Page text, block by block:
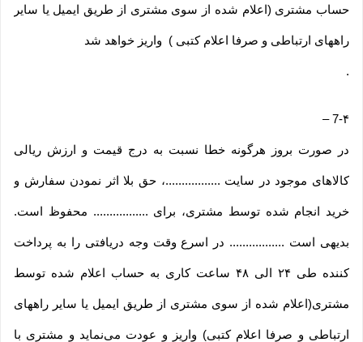
حساب مشتری (اعلام شده از سوی مشتری از طریق ایمیل یا سایر
راههای ارتباطی و صرفا اعلام کتبی ) واریز خواهد شد
.
7-۴–
در صورت بروز هرگونه خطا نسبت به درج قیمت و ارزش ریالی
کالاهای موجود در سایت .................، حق بلا اثر نمودن سفارش و
خرید انجام شده توسط مشتری، برای ................. محفوظ است.
بدیهی است ................. در اسرع وقت وجه دریافتی را به پرداخت
کننده طی ۲۴ الی ۴۸ ساعت کاری به حساب اعلام شده توسط
مشتری(اعلام شده از سوی مشتری از طریق ایمیل یا سایر راههای
ارتباطی و صرفا اعلام کتبی) واریز و عودت می‌نماید و مشتری با